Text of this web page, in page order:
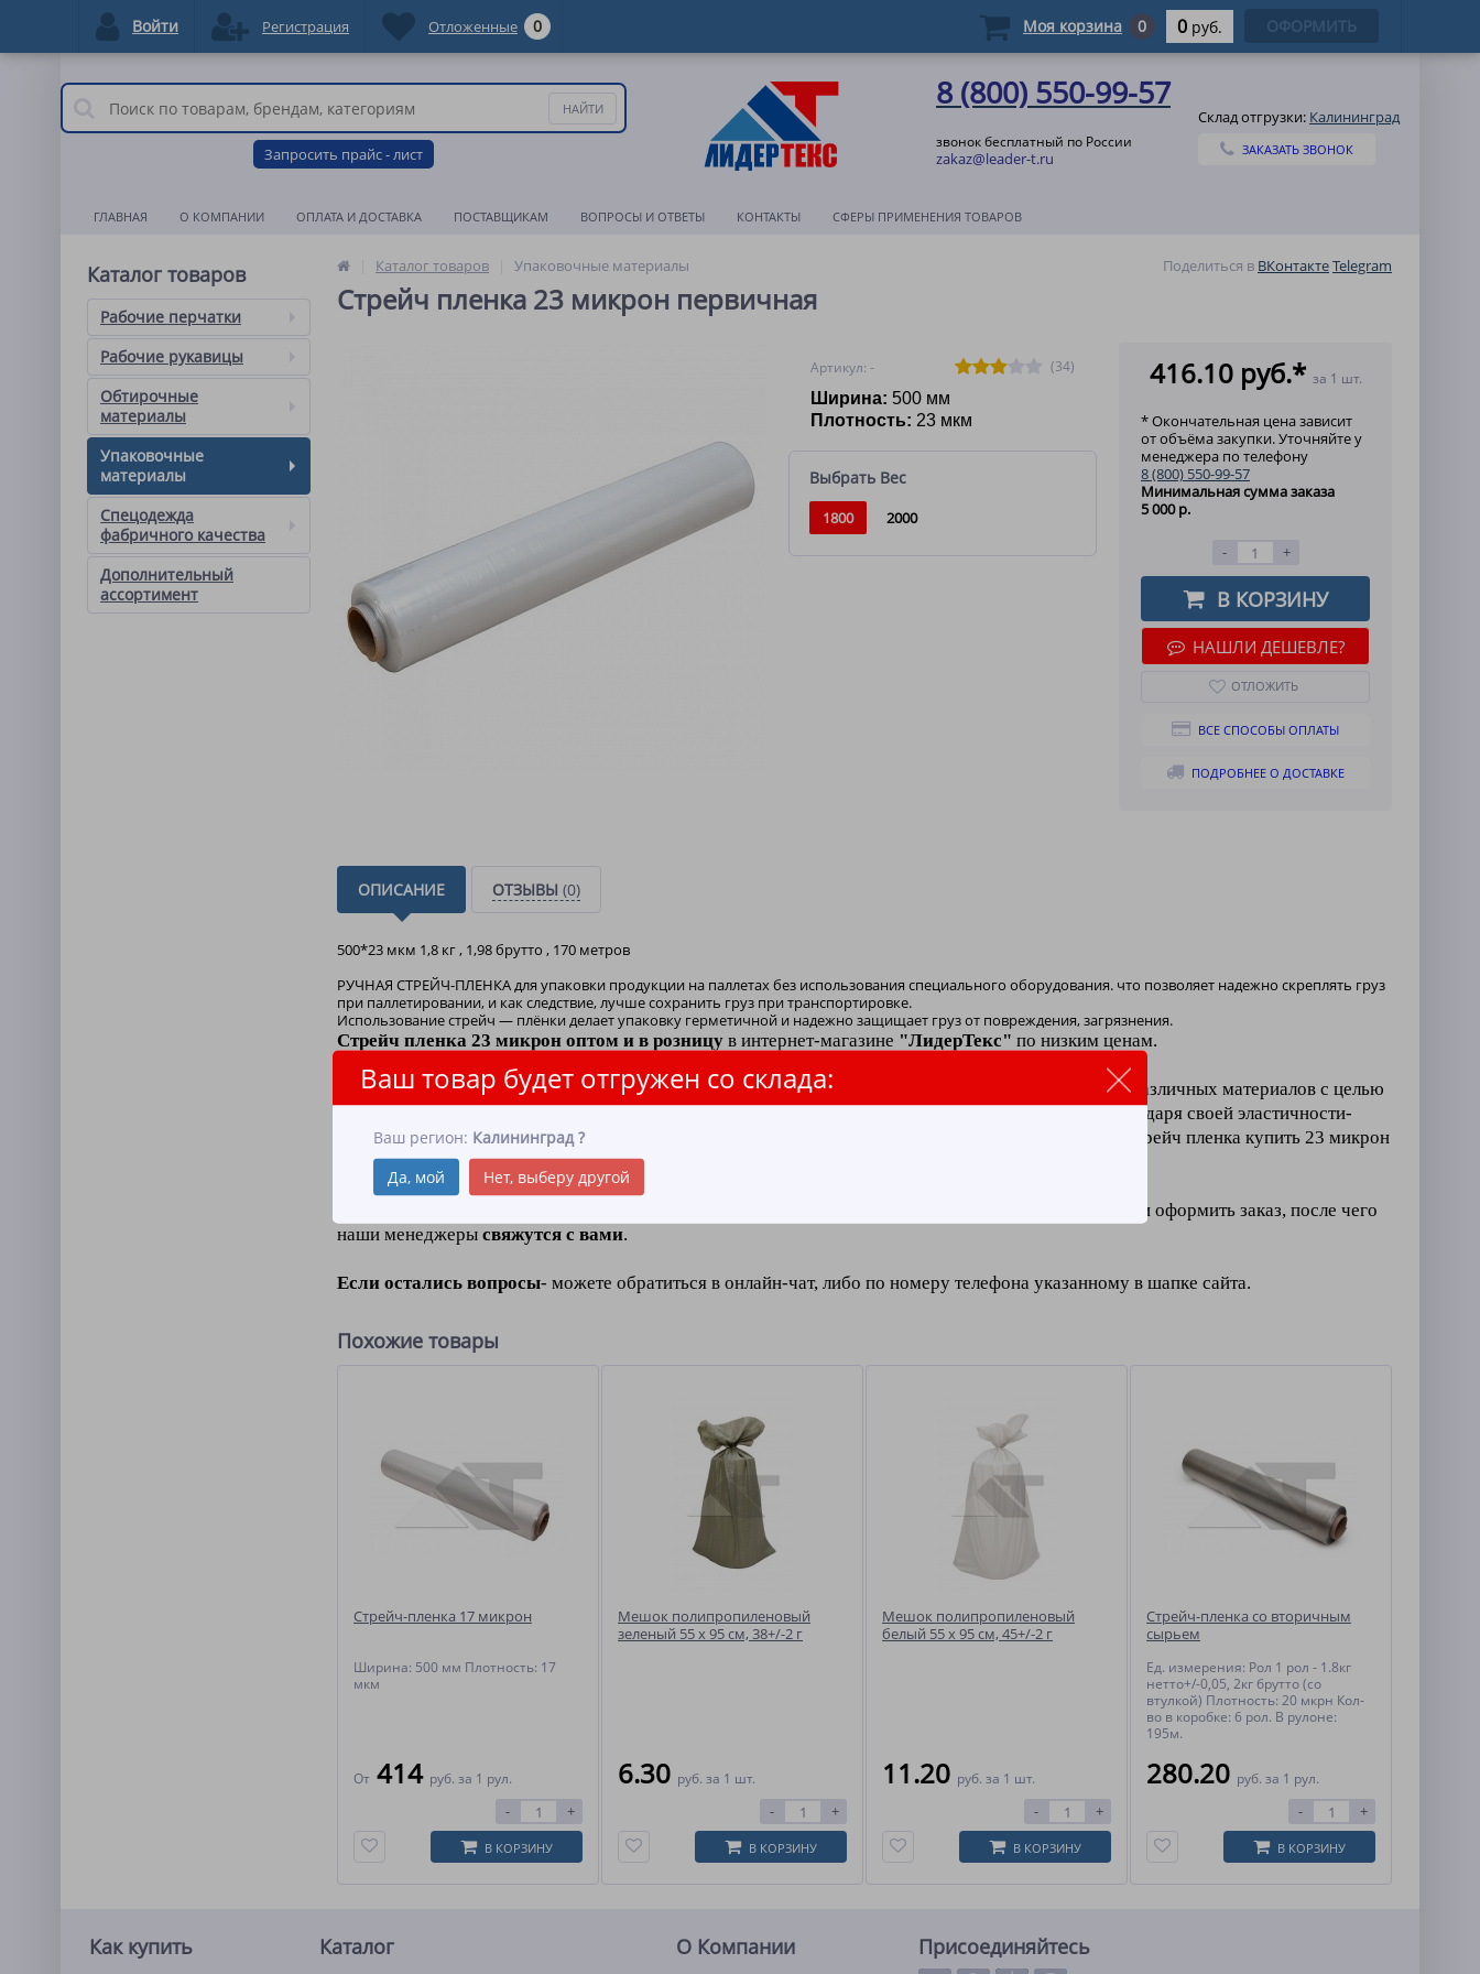
Запросить прайс - лист
8 (800) 550-99-57
звонок бесплатный по России
zakaz@leader-t.ru
Склад отгрузки: Калининград
Ваш товар будет отгружен со склада:
Ваш регион: Калининград ?
Да, мой
Нет, выберу другой
ЗАКАЗАТЬ ЗВОНОК
ГЛАВНАЯ О КОМПАНИИ ОПЛАТА И ДОСТАВКА ПОСТАВЩИКАМ ВОПРОСЫ И ОТВЕТЫ КОНТАКТЫ СФЕРЫ ПРИМЕНЕНИЯ ТОВАРОВ
Каталог товаров
Рабочие перчатки
Рабочие рукавицы
Обтирочные
материалы
Упаковочные
материалы
Спецодежда
фабричного качества
Дополнительный
ассортимент
Каталог товаров Упаковочные материалы Поделиться в ВКонтактеTelegram
Стрейч пленка 23 микрон первичная
Артикул: -
(34)
Ширина: 500 мм
Плотность: 23 мкм
Выбрать Вес
1800 2000
416.10 руб.* за 1 шт.
* Окончательная цена зависит
от объёма закупки. Уточняйте у
менеджера по телефону
8 (800) 550-99-57
Минимальная сумма заказа
5 000 р.
- +
В КОРЗИНУ
НАШЛИ ДЕШЕВЛЕ?
ОТЛОЖИТЬ
ВСЕ СПОСОБЫ ОПЛАТЫ
ПОДРОБНЕЕ О ДОСТАВКЕ
ОПИСАНИЕ ОТЗЫВЫ (0)
500*23 мкм 1,8 кг , 1,98 брутто , 170 метров
РУЧНАЯ СТРЕЙЧ-ПЛЕНКА для упаковки продукции на паллетах без использования специального оборудования. что позволяет надежно скреплять груз
при паллетировании, и как следствие, лучше сохранить груз при транспортировке.
Использование стрейч — плёнки делает упаковку герметичной и надежно защищает груз от повреждения, загрязнения.
Стрейч пленка 23 микрон оптом и в розницу в интернет-магазине "ЛидерТекс" по низким ценам.
Стрейч пленкакупить (пленка полиэтиленовая) требуетсяв быту и в производстве для упаковки различных материалов с целью
сохранения их первоначального вида. Стрейч пленка 23 микрон не имеет запахаи цвета, а благодаря своей эластичности-
способна растягиваться до трех раз с последующим восстановлением до первоначального вида. Стрейч пленка купить 23 микрон
отлично защищает груз от намокания, загрязнения, при этом
достаточно выбрать необходимое количество, положить в корзину и оформить заказ, после чего
наши менеджеры свяжутся с вами.
Если остались вопросы- можете обратиться в онлайн-чат, либо по номеру телефона указанному в шапке сайта.
Похожие товары
Стрейч-пленка 17 микрон
Ширина: 500 мм Плотность: 17
мкм
От 414 руб. за 1 рул.
- +
В КОРЗИНУ
Мешок полипропиленовый
зеленый 55 x 95 см, 38+/-2 г
6.30 руб. за 1 шт.
- +
В КОРЗИНУ
Мешок полипропиленовый
белый 55 x 95 см, 45+/-2 г
11.20 руб. за 1 шт.
- +
В КОРЗИНУ
Стрейч-пленка со вторичным
сырьем
Ед. измерения: Рол 1 рол - 1.8кг
нетто+/-0,05, 2кг брутто (со
втулкой) Плотность: 20 мкрн Кол-
во в коробке: 6 рол. В рулоне:
195м.
280.20 руб. за 1 рул.
- +
В КОРЗИНУ
Как купить Каталог О Компании Присоединяйтесь
Войти Регистрация Отложенные 0 Моя корзина 0 0 руб. ОФОРМИТЬ